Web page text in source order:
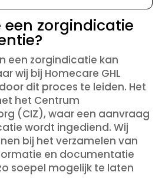
een zorgindicatie
een zorgindicatie kan
wij bij Homecare GHL
dit proces te leiden. Het
het Centrum
(CIZ), waar een aanvraag
wordt ingediend. Wij
bij het verzamelen van
en documentatie
soepel mogelijk te laten